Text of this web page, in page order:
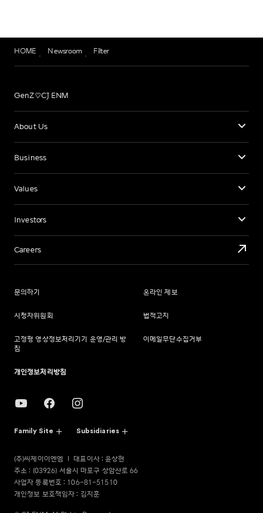
HOME Newsroom Filter
GenZ♡CJ ENM
About Us
Business
Values
Investors
Careers
문의하기 온라인 제보
시청자위원회 법적고지
고정형 영상정보처리기기 운영/관리 방
침
이메일무단수집거부
개인정보처리방침
Family Site Subsidiaries
(주)씨제이이엔엠
대표이사 : 윤상현
주소 : (03926) 서울시 마포구 상암산로 66
사업자 등록번호 : 106-81-51510
개인정보 보호책임자 : 김지훈